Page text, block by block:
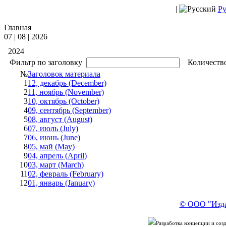
|
Главная
07 | 08 | 2026
2024
Фильтр по заголовку
№Заголовок материала
1 12, декабрь (December)
211, ноябрь (November)
310, октябрь (October)
409, сентябрь (September)
508, август (August)
607, июль (July)
706, июнь (June)
805, май (May)
904, апрель (April)
1003, март (March)
1102, февраль (February)
1201, январь (January)
© ООО
Разработка концепции и